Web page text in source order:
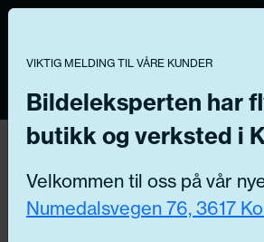
Tilbake
Vi og våre forretningspartnere
inkludert informasjonskapsler/
informasjon om deg for forskjellige
Funksjonelle, Statistiske,
Ved å trykke «Godta» gir du din
formålene. Du kan også velge
VIKTIG MELDING TIL VÅRE KUNDER
Bildeleksperten har
butikk og verksted i
Velkommen til oss på vår
Numedalsvegen 76, 3617